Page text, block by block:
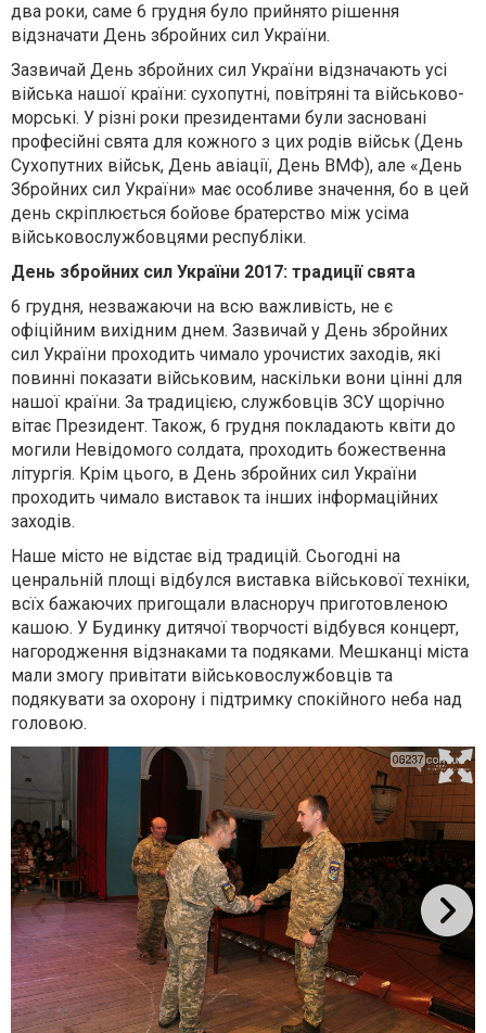
два роки, саме 6 грудня було прийнято рішення
відзначати День збройних сил України.
Зазвичай День збройних сил України відзначають усі
війська нашої країни: сухопутні, повітряні та військово-
морські. У різні роки президентами були засновані
професійні свята для кожного з цих родів військ (День
Сухопутних військ, День авіації, День ВМФ), але «День
Збройних сил України» має особливе значення, бо в цей
день скріплюється бойове братерство між усіма
військовослужбовцями республіки.
День збройних сил України 2017: традиції свята
6 грудня, незважаючи на всю важливість, не є
офіційним вихідним днем. Зазвичай у День збройних
сил України проходить чимало урочистих заходів, які
повинні показати військовим, наскільки вони цінні для
нашої країни. За традицією, службовців ЗСУ щорічно
вітає Президент. Також, 6 грудня покладають квіти до
могили Невідомого солдата, проходить божественна
літургія. Крім цього, в День збройних сил України
проходить чимало виставок та інших інформаційних
заходів.
Наше місто не відстає від традицій. Сьогодні на
ценральній площі відбулся виставка військової техніки,
всїх бажаючих пригощали власноруч приготовленою
кашою. У Будинку дитячої творчості відбувся концерт,
нагородження відзнаками та подяками. Мешканці міста
мали змогу привітати військовослужбовців та
подякувати за охорону і підтримку спокійного неба над
головою.